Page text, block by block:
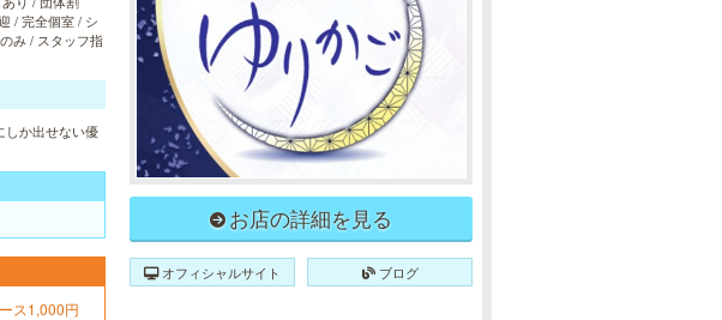
/ 完全個室 / シ
み / スタッフ指
しか出せない優
ス1,000円
お店の詳細を見る
オフィシャルサイト ブログ